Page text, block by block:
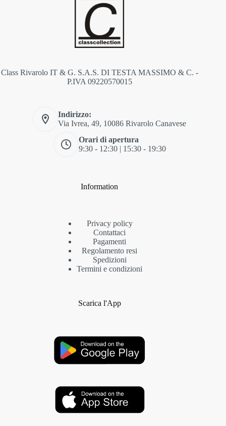
Class Rivarolo IT & G. S.A.S. DI TESTA MASSIMO & C. -
P.IVA 09220570015
Indirizzo:
Via Ivrea, 49, 10086 Rivarolo Canavese
Orari di apertura
9:30 - 12:30 | 15:30 - 19:30
Information
Privacy policy
Contattaci
Pagamenti
Regolamento resi
Spedizioni
Termini e condizioni
Scarica l'App